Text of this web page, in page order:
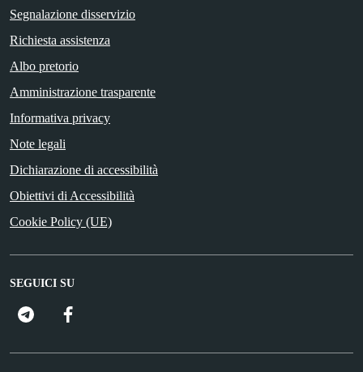
Segnalazione disservizio
Richiesta assistenza
Albo pretorio
Amministrazione trasparente
Informativa privacy
Note legali
Dichiarazione di accessibilità
Obiettivi di Accessibilità
Cookie Policy (UE)
SEGUICI SU
FacebooK